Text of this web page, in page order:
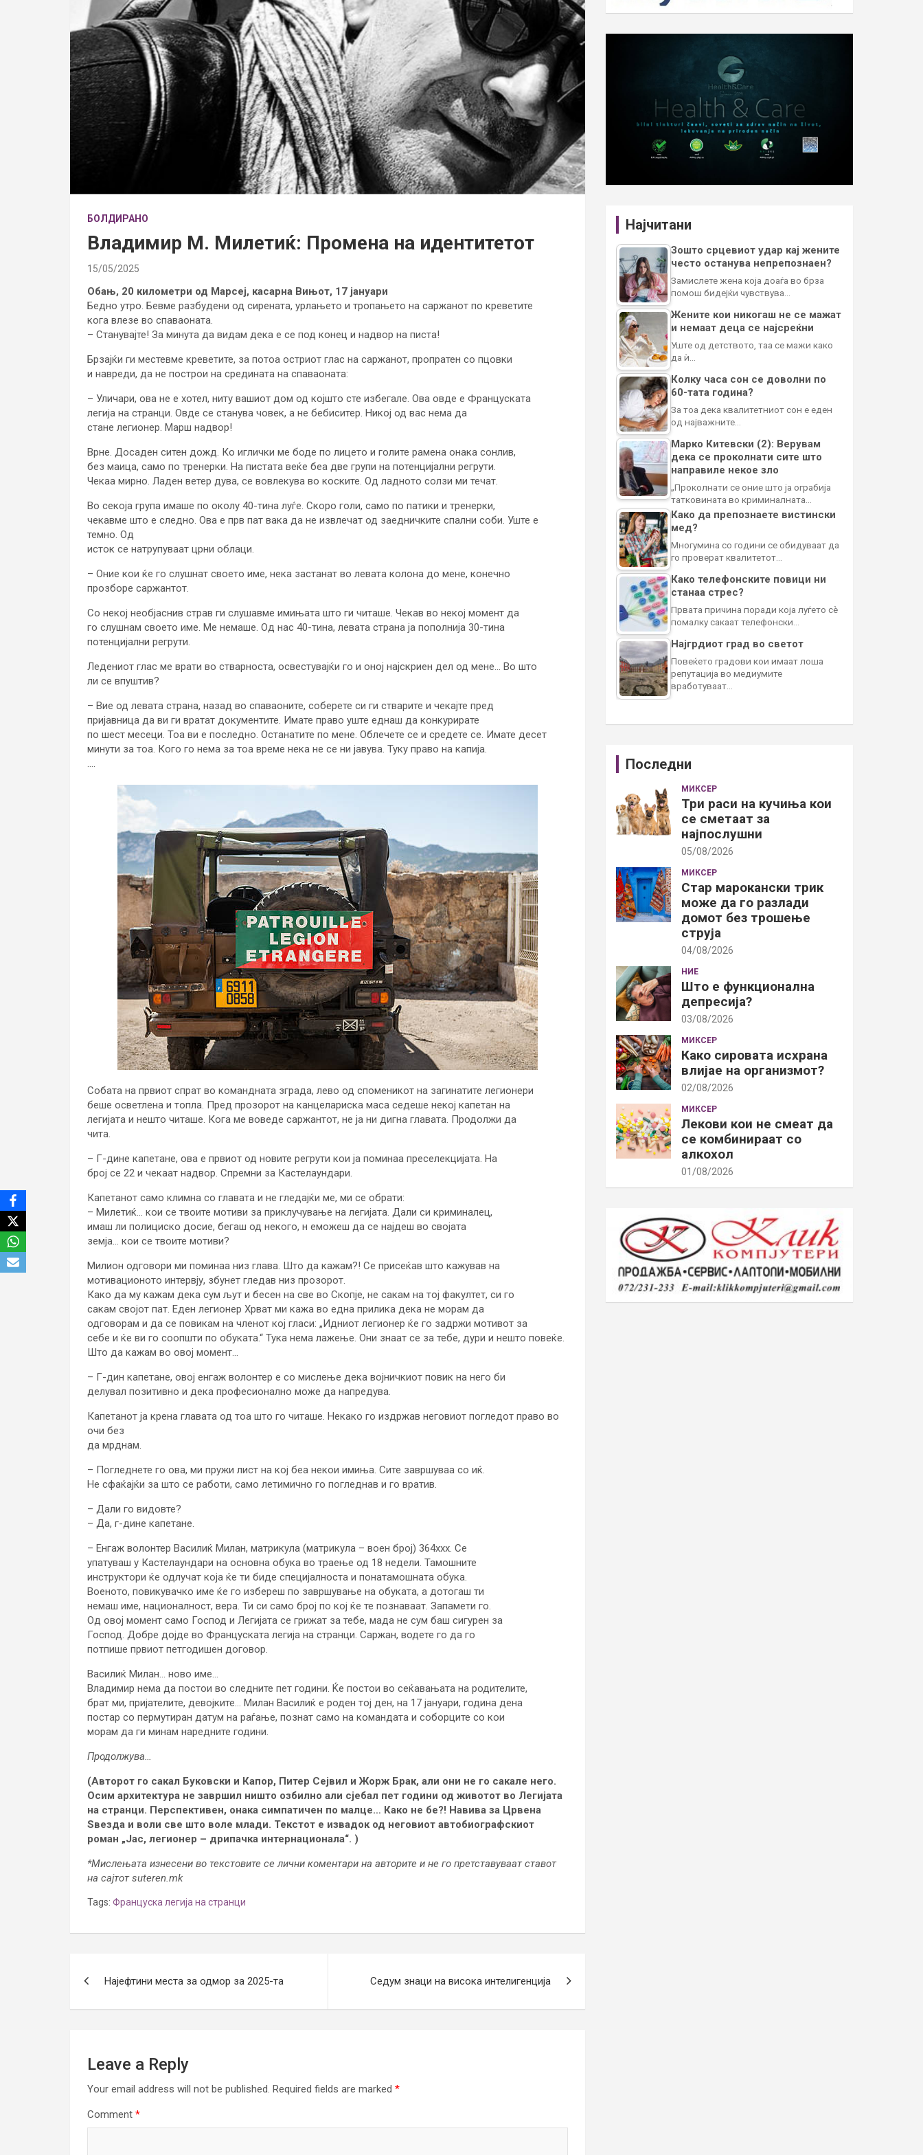
БОЛДИРАНО
Владимир М. Милетиќ: Промена на идентитетот
15/05/2025
Обањ, 20 километри од Марсеј, касарна Вињот, 17 јануари
Бедно утро. Бевме разбудени од сирената, урлањето и тропањето на саржанот по креветите
кога влезе во спаваоната.
– Станувајте! За минута да видам дека е се под конец и надвор на писта!
Брзајќи ги местевме креветите, за потоа остриот глас на саржанот, пропратен со пцовки
и навреди, да не построи на средината на спаваоната:
– Уличари, ова не е хотел, ниту вашиот дом од којшто сте избегале. Ова овде е Француската
легија на странци. Овде се станува човек, а не бебиситер. Никој од вас нема да
стане легионер. Марш надвор!
Врне. Досаден ситен дожд. Ко иглички ме боде по лицето и голите рамена онака сонлив,
без маица, само по тренерки. На пистата веќе беа две групи на потенцијални регрути.
Чекаа мирно. Ладен ветер дува, се вовлекува во коските. Од ладното солзи ми течат.
Во секоја група имаше по околу 40-тина луѓе. Скоро голи, само по патики и тренерки,
чекавме што е следно. Ова е прв пат вака да не извлечат од заедничките спални соби. Уште е
темно. Од
исток се натрупуваат црни облаци.
– Оние кои ќе го слушнат своето име, нека застанат во левата колона до мене, конечно
прозборе саржантот.
Со некој необјаснив страв ги слушавме имињата што ги читаше. Чекав во некој момент да
го слушнам своето име. Ме немаше. Од нас 40-тина, левата страна ја пополнија 30-тина
потенцијални регрути.
Ледениот глас ме врати во стварноста, освестувајќи го и оној најскриен дел од мене… Во што
ли се впуштив?
– Вие од левата страна, назад во спаваоните, соберете си ги стварите и чекајте пред
пријавница да ви ги вратат документите. Имате право уште еднаш да конкурирате
по шест месеци. Тоа ви е последно. Останатите по мене. Облечете се и средете се. Имате десет
минути за тоа. Кого го нема за тоа време нека не се ни јавува. Туку право на капија.
….
Собата на првиот спрат во командната зграда, лево од споменикот на загинатите легионери
беше осветлена и топла. Пред прозорот на канцелариска маса седеше некој капетан на
легијата и нешто читаше. Кога ме воведе саржантот, не ја ни дигна главата. Продолжи да
чита.
– Г-дине капетане, ова е првиот од новите регрути кои ја поминаа преселекцијата. На
број се 22 и чекаат надвор. Спремни за Кастелаундари.
Капетанот само климна со главата и не гледајќи ме, ми се обрати:
– Милетиќ… кои се твоите мотиви за приклучување на легијата. Дали си криминалец,
имаш ли полициско досие, бегаш од некого, н еможеш да се најдеш во својата
земја… кои се твоите мотиви?
Милион одговори ми поминаа низ глава. Што да кажам?! Се присеќав што кажував на
мотивационото интервју, збунет гледав низ прозорот.
Како да му кажам дека сум љут и бесен на све во Скопје, не сакам на тој факултет, си го
сакам својот пат. Еден легионер Хрват ми кажа во една прилика дека не морам да
одговорам и да се повикам на членот кој гласи: „Идниот легионер ќе го задржи мотивот за
себе и ќе ви го соопшти по обуката.“ Тука нема лажење. Они знаат се за тебе, дури и нешто повеќе.
Што да кажам во овој момент…
– Г-дин капетане, овој енгаж волонтер е со мислење дека војничкиот повик на него би
делувал позитивно и дека професионално може да напредува.
Капетанот ја крена главата од тоа што го читаше. Некако го издржав неговиот погледот право во
очи без
да мрднам.
– Погледнете го ова, ми пружи лист на кој беа некои имиња. Сите завршуваа со иќ.
Не сфаќајќи за што се работи, само летимично го погледнав и го вратив.
– Дали го видовте?
– Да, г-дине капетане.
– Енгаж волонтер Василиќ Милан, матрикула (матрикула – воен број) 364ххх. Се
упатуваш у Кастелаундари на основна обука во траење од 18 недели. Тамошните
инструктори ќе одлучат која ќе ти биде специјалноста и понатамошната обука.
Военото, повикувачко име ќе го избереш по завршување на обуката, а дотогаш ти
немаш име, националност, вера. Ти си само број по кој ќе те познаваат. Запамети го.
Од овој момент само Господ и Легијата се грижат за тебе, мада не сум баш сигурен за
Господ. Добре дојде во Француската легија на странци. Саржан, водете го да го
потпише првиот петгодишен договор.
Василиќ Милан… ново име…
Владимир нема да постои во следните пет години. Ќе постои во сеќавањата на родителите,
брат ми, пријателите, девојките… Милан Василиќ е роден тој ден, на 17 јануари, година дена
постар со пермутиран датум на раѓање, познат само на командата и соборците со кои
морам да ги минам наредните години.
Продолжува…
(Авторот го сакал Буковски и Капор, Питер Сејвил и Жорж Брак, али они не го сакале него.
Осим архитектура не завршил ништо озбилно али сјебал пет години од животот во Легијата
на странци. Перспективен, онака симпатичен по малце… Како не бе?! Навива за Црвена
Ѕвезда и воли све што воле млади. Текстот е извадок од неговиот автобиографскиот
роман „Јас, легионер – дрипачка интернационала“. )
*Мислењата изнесени во текстовите се лични коментари на авторите и не го претставуваат ставот
на сајтот suteren.mk
Tags: Француска легија на странци
navigation
Најефтини места за одмор за 2025-та Седум знаци на висока интелигенција
Leave a Reply
Your email address will not be published. Required fields are marked *
Comment *
Најчитани
Зошто срцевиот удар кај жените
често останува непрепознаен?
Замислете жена која доаѓа во брза
помош бидејќи чувствува…
Жените кои никогаш не се мажат
и немаат деца се најсреќни
Уште од детството, таа се мажи како
да ѝ…
Колку часа сон се доволни по
60-тата година?
За тоа дека квалитетниот сон е еден
од најважните…
Марко Китевски (2): Верувам
дека се проколнати сите што
направиле некое зло
„Проколнати се оние што ја ограбија
татковината во криминалната…
Како да препознаете вистински
мед?
Многумина со години се обидуваат да
го проверат квалитетот…
Како телефонските повици ни
станаа стрес?
Првата причина поради која луѓето сè
помалку сакаат телефонски…
Најгрдиот град во светот
Повеќето градови кои имаат лоша
репутација во медиумите
вработуваат…
Последни
МИКСЕР
Три раси на кучиња кои
се сметаат за
најпослушни
05/08/2026
МИКСЕР
Стар марокански трик
може да го разлади
домот без трошење
струја
04/08/2026
НИЕ
Што е функционална
депресија?
03/08/2026
МИКСЕР
Како сировата исхрана
влијае на организмот?
02/08/2026
МИКСЕР
Лекови кои не смеат да
се комбинираат со
алкохол
01/08/2026